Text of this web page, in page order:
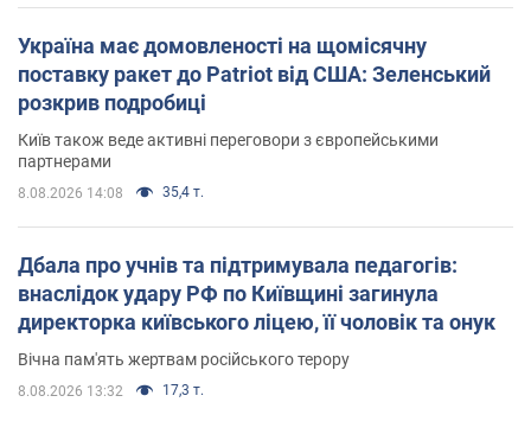
Україна має домовленості на щомісячну
поставку ракет до Patriot від США: Зеленський
розкрив подробиці
Київ також веде активні переговори з європейськими
партнерами
8.08.2026 14:08 35,4 т.
Дбала про учнів та підтримувала педагогів:
внаслідок удару РФ по Київщині загинула
директорка київського ліцею, її чоловік та онук
Вічна пам'ять жертвам російського терору
8.08.2026 13:32 17,3 т.